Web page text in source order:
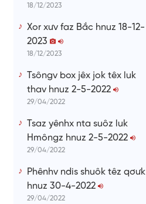
18/12/2023
Xor xưv faz Bắc hnuz 18-12-
2023
18/12/2023
Tsôngv box jêx jok têx luk
thav hnuz 2-5-2022
29/04/2022
Tsaz yênhx nta suôz luk
Hmôngz hnuz 2-5-2022
29/04/2022
Phênhv ndis shuôk têz qơưk
hnuz 30-4-2022
29/04/2022